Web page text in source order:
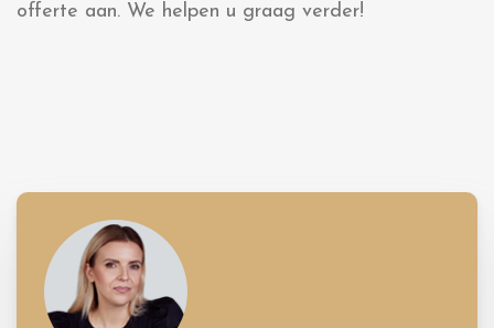
offerte aan. We helpen u graag verder!